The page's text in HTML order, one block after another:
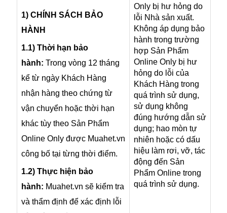
1) CHÍNH SÁCH BẢO
HÀNH
1.1) Thời hạn bảo
hành: Trong vòng 12 tháng
kể từ ngày Khách Hàng
nhận hàng theo chứng từ
vận chuyển hoặc thời hạn
khác tùy theo Sản Phẩm
Online Only được Muahet.vn
công bố tại từng thời điểm.
1.2) Thực hiện bảo
hành: Muahet.vn sẽ kiểm tra
và thẩm định để xác định lỗi
Only bị hư hỏng do
lỗi Nhà sản xuất.
Không áp dụng bảo
hành trong trường
hợp Sản Phẩm
Online Only bị hư
hỏng do lỗi của
Khách Hàng trong
quá trình sử dụng,
sử dụng không
đúng hướng dẫn sử
dụng; hao mòn tự
nhiên hoặc có dấu
hiệu làm rơi, vỡ, tác
động đến Sản
Phẩm Online trong
quá trình sử dụng.